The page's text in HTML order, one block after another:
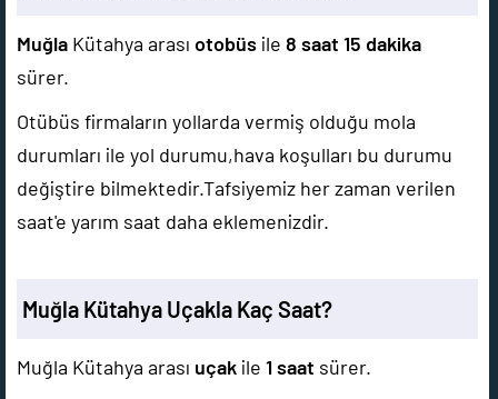
Muğla Kütahya arası otobüs ile 8 saat 15 dakika
sürer.
Otübüs firmaların yollarda vermiş olduğu mola
durumları ile yol durumu,hava koşulları bu durumu
değiştire bilmektedir.Tafsiyemiz her zaman verilen
saat'e yarım saat daha eklemenizdir.
Muğla Kütahya Uçakla Kaç Saat?
Muğla Kütahya arası uçak ile 1 saat sürer.